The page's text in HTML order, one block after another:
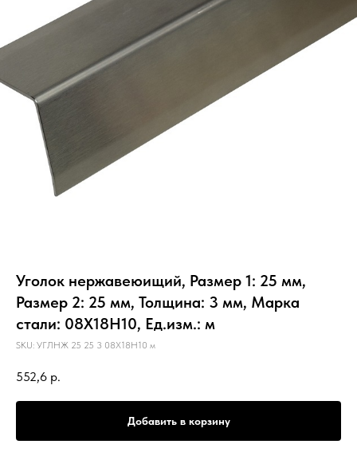
Уголок нержавеюищий, Размер 1: 25 мм,
Размер 2: 25 мм, Толщина: 3 мм, Марка
стали: 08Х18Н10, Ед.изм.: м
SKU: УГЛНЖ 25 25 3 08Х18Н10 м
552,6 р.
Добавить в корзину